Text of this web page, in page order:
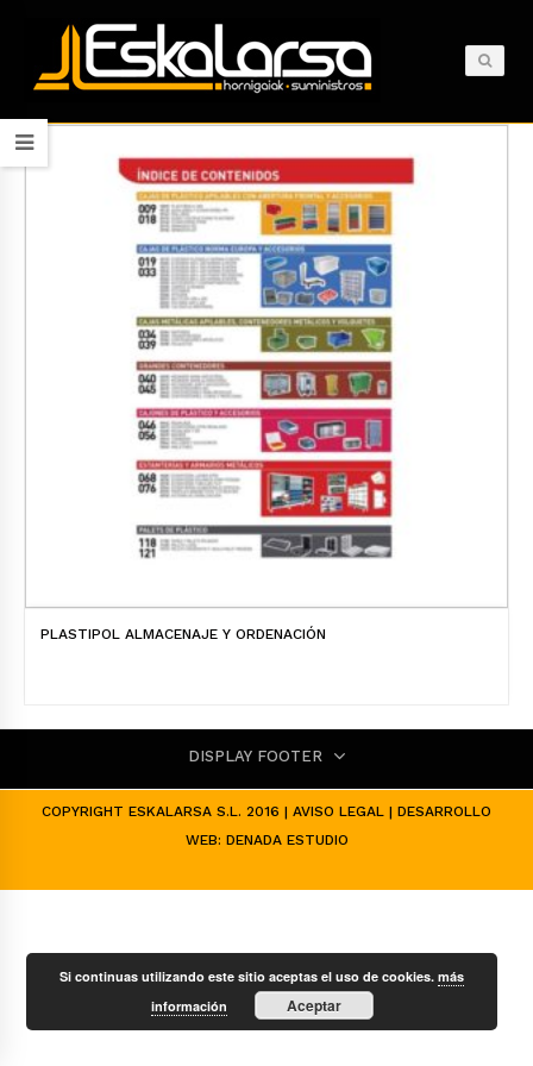
PLASTIPOL ALMACENAJE Y ORDENACIÓN
DISPLAY FOOTER
COPYRIGHT ESKALARSA S.L. 2016 | AVISO LEGAL | DESARROLLO
WEB: DENADA ESTUDIO
Si continuas utilizando este sitio aceptas el uso de cookies.más
información
Aceptar